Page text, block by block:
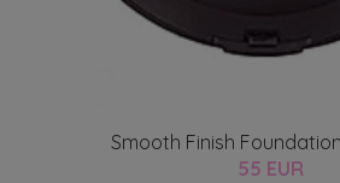
Smooth Finish
55 EUR